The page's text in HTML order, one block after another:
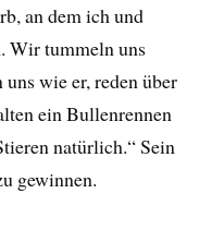
an dem ich und
Wir tummeln uns
wie er, reden über
ein Bullenrennen
natürlich.“ Sein
gewinnen.